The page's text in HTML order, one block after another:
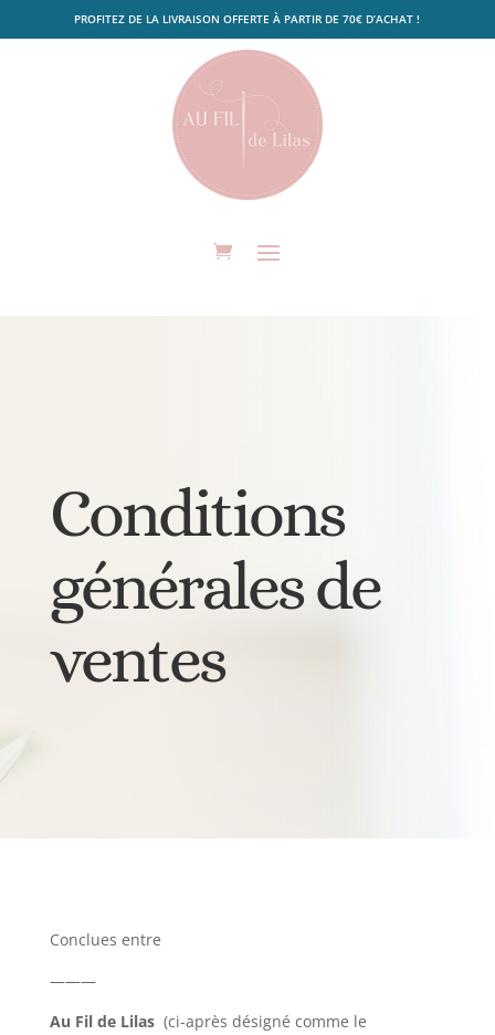
PROFITEZ DE LA LIVRAISON OFFERTE À PARTIR DE 70€ D’ACHAT !
Conditions
générales de
ventes
Conclues entre
———
Au Fil de Lilas (ci-après désigné comme le